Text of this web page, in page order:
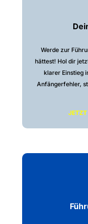
Werde zur
hättest! Hol dir
klarer Einstieg
Anfängerfehler,
JETZT